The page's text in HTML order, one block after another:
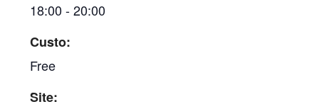
18:00 - 20:00
Custo:
Free
Site: